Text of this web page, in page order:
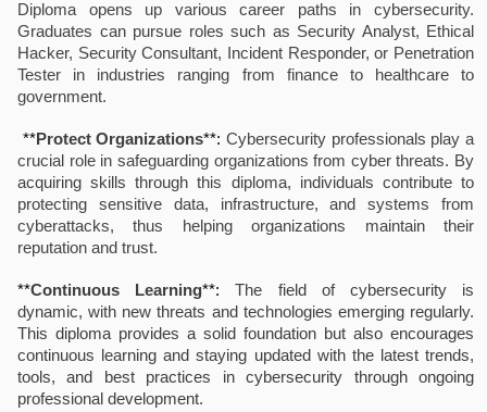
Diploma opens up various career paths in cybersecurity.
Graduates can pursue roles such as Security Analyst, Ethical
Hacker, Security Consultant, Incident Responder, or Penetration
Tester in industries ranging from finance to healthcare to
government.
**Protect Organizations**:Cybersecurity professionals play a
crucial role in safeguarding organizations from cyber threats. By
acquiring skills through this diploma, individuals contribute to
protecting sensitive data, infrastructure, and systems from
cyberattacks, thus helping organizations maintain their
reputation and trust.
**Continuous Learning**:The field of cybersecurity is
dynamic, with new threats and technologies emerging regularly.
This diploma provides a solid foundation but also encourages
continuous learning and staying updated with the latest trends,
tools, and best practices in cybersecurity through ongoing
professional development.